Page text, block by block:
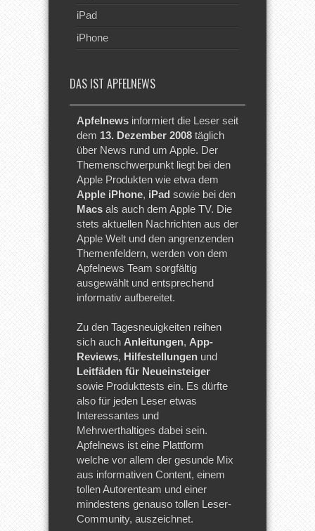
iPad
iPhone
DAS IST APFELNEWS
Apfelnews informiert die Leser seit
dem 13. Dezember 2008 täglich
über News rund um Apple. Der
Themenschwerpunkt liegt bei den
Apple Produkten wie etwa dem
Apple iPhone, iPad sowie bei den
Macs als auch dem Apple TV. Die
stets aktuellen Nachrichten aus der
Apple Welt und den angrenzenden
Themenfeldern, werden von dem
Apfelnews Team sorgfältig
ausgewählt und entsprechend
informativ aufbereitet.
Zu den Tagesneuigkeiten reihen
sich auch Anleitungen, App-
Reviews, Hilfestellungen und
Leitfäden für Neueinsteiger
sowie Produkttests ein. Es dürfte
also für jeden Leser etwas
Interessantes und
Mehrwerthaltiges dabei sein.
Apfelnews ist eine Plattform
welche vor allem der gesunde Mix
aus informativen Content, einem
tollen Autorenteam und einer
mindestens genauso tollen Leser-
Community, auszeichnet.